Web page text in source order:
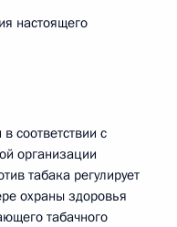
настоящего
соответствии с
организации
табака регулирует
охраны здоровья
табачного